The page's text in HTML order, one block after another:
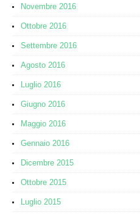
Novembre 2016
Ottobre 2016
Settembre 2016
Agosto 2016
Luglio 2016
Giugno 2016
Maggio 2016
Gennaio 2016
Dicembre 2015
Ottobre 2015
Luglio 2015